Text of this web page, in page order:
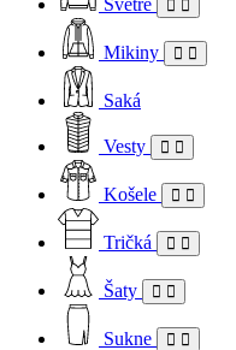
Svetre
Mikiny
Saká
Vesty
Košele
Tričká
Šaty
Sukne